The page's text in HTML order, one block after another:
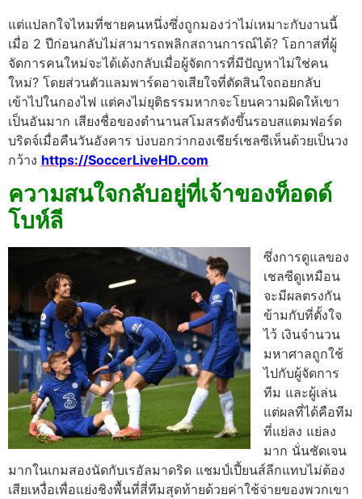
แต่แปลกใจไหมที่ชายคนหนึ่งซึ่งถูกมองว่าไม่เหมาะกับงานนี้
เมื่อ 2 ปีก่อนกลับไม่สามารถพลิกสถานการณ์ได้? โอกาสที่ผู้
จัดการคนใหม่จะได้เด้งกลับเมื่อผู้จัดการที่มีปัญหาไม่ใช่คน
ใหม่? โดยส่วนตัวแลมพาร์ดอาจเสียใจที่ตัดสินใจถอยกลับ
เข้าไปในกองไฟ แต่คงไม่ยุติธรรมหากจะโยนความผิดให้เขา
เป็นอันมาก เสียงชื่อของตำนานสโมสรดังขึ้นรอบสแตมฟอร์ด
บริดจ์เมื่อคืนวันอังคาร บ่งบอกว่ากองเชียร์เชลซีเห็นด้วยเป็นวง
กว้าง https://SoccerLiveHD.com
ความสนใจกลับอยู่ที่เจ้าของท็อดด์
โบห์ลี
ซึ่งการดูแลของ
เชลซีดูเหมือน
จะมีผลตรงกัน
ข้ามกับที่ตั้งใจ
ไว้ เงินจำนวน
มหาศาลถูกใช้
ไปกับผู้จัดการ
ทีม และผู้เล่น
แต่ผลที่ได้คือทีม
ที่แย่ลง แย่ลง
มาก นั่นชัดเจน
มากในเกมสองนัดกับเรอัลมาดริด แชมป์เปี้ยนส์ลีกแทบไม่ต้อง
เสียเหงื่อเพื่อแย่งชิงพื้นที่สี่ทีมสุดท้ายด้วยค่าใช้จ่ายของพวกเขา